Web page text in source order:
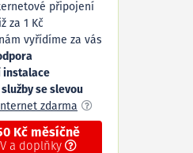
připojení
za 1 Kč
vyřídíme za vás
instalace
se slevou
zdarma
Kč měsíčně
a doplňky